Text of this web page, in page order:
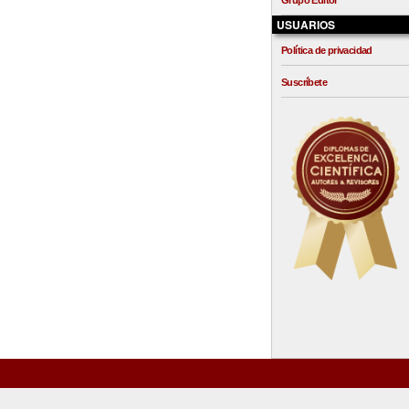
USUARIOS
Política de privacidad
Suscríbete